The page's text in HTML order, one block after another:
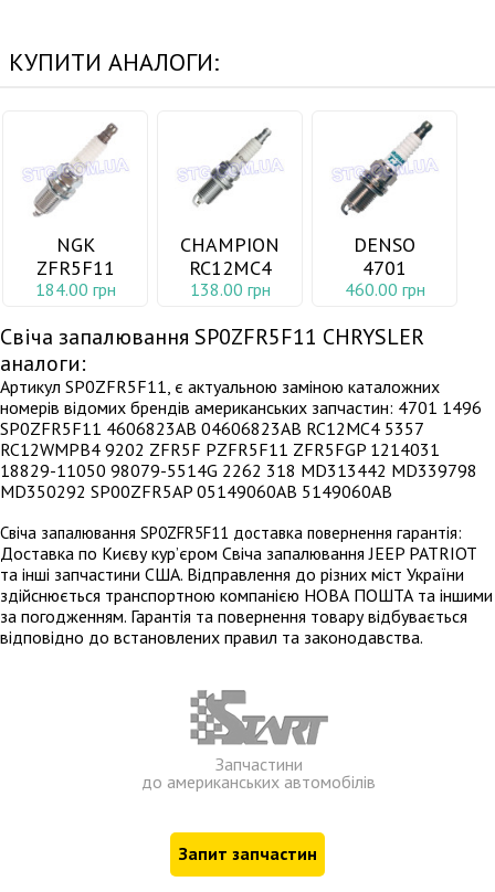
КУПИТИ АНАЛОГИ:
NGK
ZFR5F11
184.00 грн
CHAMPION
RC12MC4
138.00 грн
DENSO
4701
460.00 грн
Свіча запалювання SP0ZFR5F11 CHRYSLER
аналоги:
Артикул SP0ZFR5F11, є актуальною заміною каталожних
номерів відомих брендів американських запчастин: 4701 1496
SP0ZFR5F11 4606823AB 04606823AB RC12MC4 5357
RC12WMPB4 9202 ZFR5F PZFR5F11 ZFR5FGP 1214031
18829-11050 98079-5514G 2262 318 MD313442 MD339798
MD350292 SP00ZFR5AP 05149060AB 5149060AB
Свіча запалювання SP0ZFR5F11 доставка повернення гарантія:
Доставка по Києву кур’єром Свіча запалювання JEEP PATRIOT
та інші запчастини США. Відправлення до різних міст України
здійснюється транспортною компанією НОВА ПОШТА та іншими
за погодженням. Гарантія та повернення товару відбувається
відповідно до встановлених правил та законодавства.
Запчастини
до американських автомобілів
Запит запчастин